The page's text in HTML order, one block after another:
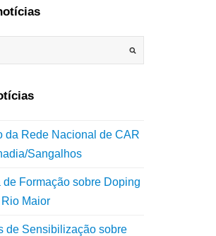
da Rede Nacional de CAR
Sangalhos
de Formação sobre Doping
Maior
de Sensibilização sobre